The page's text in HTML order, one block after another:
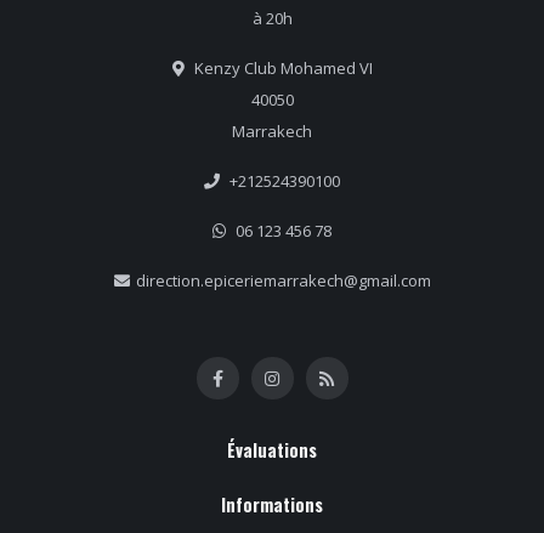
à 20h
Kenzy Club Mohamed VI
40050
Marrakech
+212524390100
06 123 456 78
direction.epiceriemarrakech@gmail.com
Évaluations
Informations